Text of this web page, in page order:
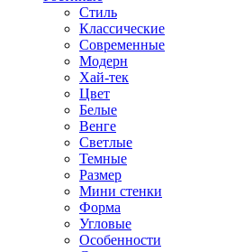
Стиль
Классические
Современные
Модерн
Хай-тек
Цвет
Белые
Венге
Светлые
Темные
Размер
Мини стенки
Форма
Угловые
Особенности